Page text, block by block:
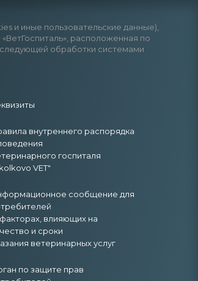
и иные пользовательские данные),
расположенная по
обработки системами
внутреннего распорядка
госпиталя
VET"
сообщение для
влияющих на
и сроки
ветеринарных услуг
по защите прав